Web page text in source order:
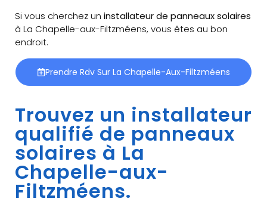
Si vous cherchez un installateur de panneaux solaires
à La Chapelle-aux-Filtzméens, vous êtes au bon
endroit.
Prendre Rdv Sur La Chapelle-Aux-Filtzméens
Trouvez un installateur
qualifié de panneaux
solaires à La
Chapelle-aux-
Filtzméens.